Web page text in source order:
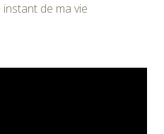
de ma vie